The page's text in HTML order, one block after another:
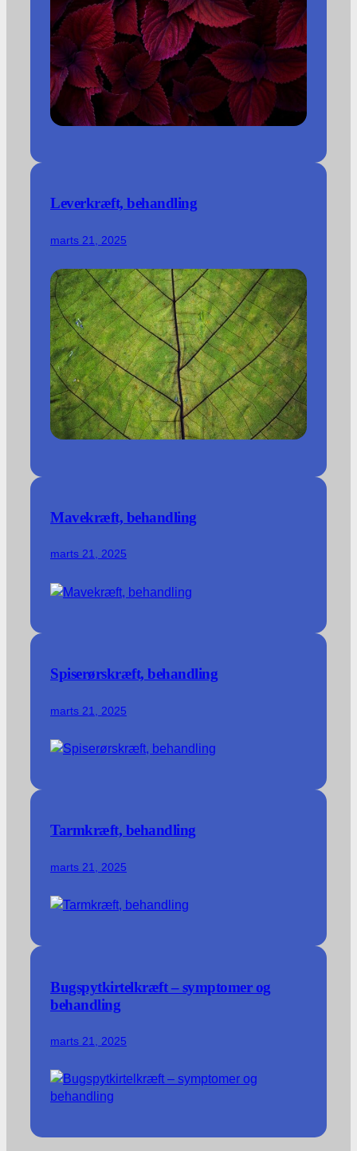
Leverkræft, behandling
marts 21, 2025
Mavekræft, behandling
marts 21, 2025
Spiserørskræft, behandling
marts 21, 2025
Tarmkræft, behandling
marts 21, 2025
Bugspytkirtelkræft – symptomer og
behandling
marts 21, 2025